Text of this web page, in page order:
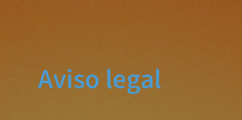
Aviso legal